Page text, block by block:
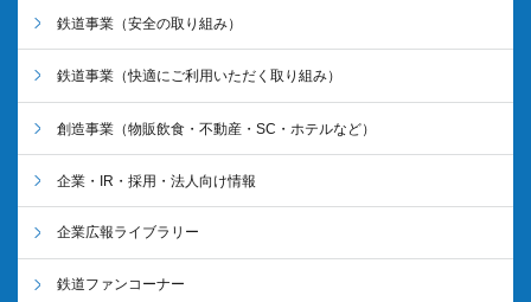
鉄道事業 （安全の取り組み）
鉄道事業 （快適にご利用いただく取り組み）
創造事業 （物販飲食・不動産・SC・ホテルなど）
企業・IR・採用・法人向け情報
企業広報ライブラリー
鉄道ファンコーナー